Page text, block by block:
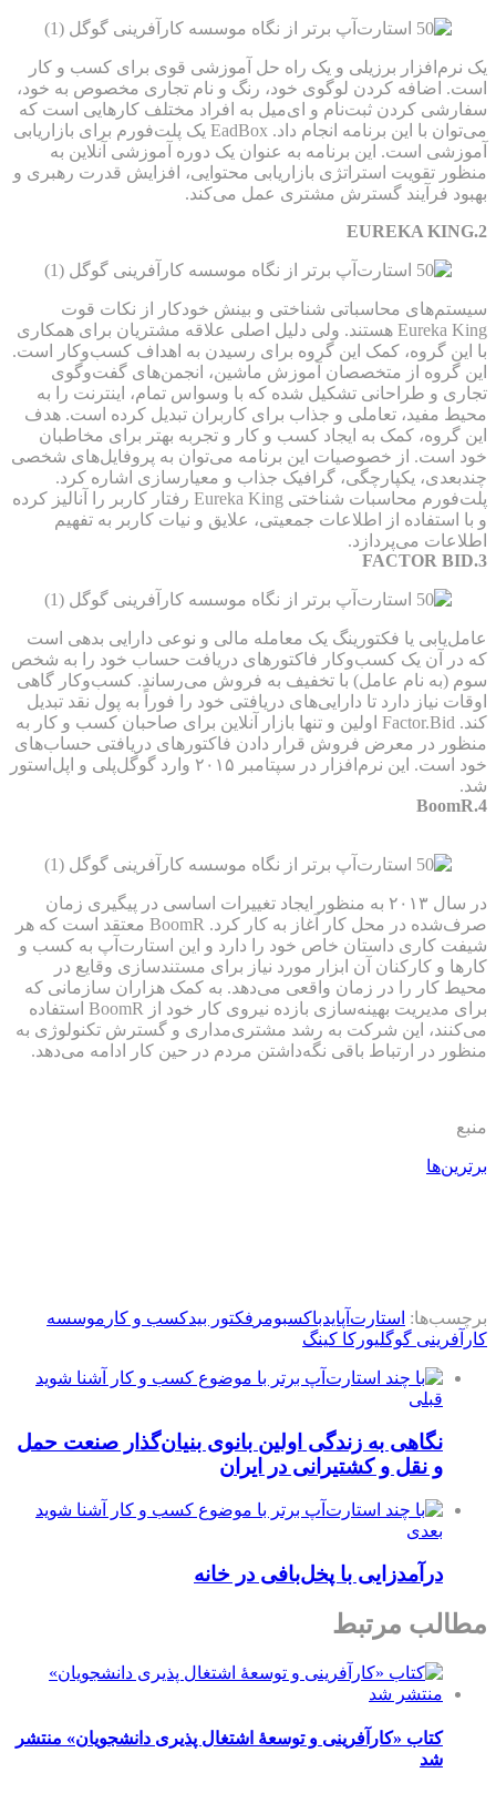
یک نرم‌افزار برزیلی و یک راه حل آموزشی قوی برای کسب و کار
است. اضافه کردن لوگوی خود، رنگ و نام تجاری مخصوص به خود،
سفارشی کردن ثبت‌نام و ای‌میل به افراد مختلف کارهایی است که
می‌توان با این برنامه انجام داد. EadBox یک پلت‌فورم برای بازاریابی
آموزشی است. این برنامه به عنوان یک دوره آموزشی آنلاین به
منظور تقویت استراتژی بازاریابی محتوایی، افزایش قدرت رهبری و
بهبود فرآیند گسترش مشتری عمل می‌کند.
EUREKA KING.2
سیستم‌های محاسباتی شناختی و بینش خودکار از نکات قوت
Eureka King‌ هستند. ولی دلیل اصلی علاقه مشتریان برای همکاری
با این گروه، کمک این گروه برای رسیدن به اهداف کسب‌وکار است.
این گروه از متخصصان آموزش ماشین، انجمن‌های گفت‌وگوی
تجاری و طراحانی تشکیل شده که با وسواس تمام، اینترنت را به
محیط مفید،‌ تعاملی و جذاب برای کاربران تبدیل کرده است. هدف
این گروه، کمک به ایجاد کسب ‌و کار و تجربه بهتر برای مخاطبان
خود است. از خصوصیات این برنامه می‌توان به پروفایل‌های شخصی
چندبعدی، یکپارچگی، گرافیک جذاب و معیارسازی اشاره کرد.
پلت‌فورم محاسبات شناختی Eureka King رفتار کاربر را آنالیز کرده
و با استفاده از اطلاعات جمعیتی، علایق و نیات کاربر به تفهیم
اطلاعات می‌پردازد.
FACTOR BID.3
عامل‌یابی یا فکتورینگ یک معامله مالی و نوعی دارایی بدهی است
که در آن یک کسب‌وکار فاکتورهای دریافت حساب خود را به شخص
سوم (به نام عامل) با تخفیف به فروش می‌رساند. کسب‌وکار گاهی
اوقات نیاز دارد تا دارایی‌های دریافتی خود را فوراً به پول نقد تبدیل
کند. Factor.Bid اولین و تنها بازار آنلاین برای صاحبان کسب ‌و کار به
منظور در معرض فروش قرار دادن فاکتورهای دریافتی حساب‌های
خود است. این نرم‌افزار در سپتامبر ۲۰۱۵ وارد گوگل‌پلی و اپل‌استور
شد.
BoomR.4
در سال ۲۰۱۳ به منظور ایجاد تغییرات اساسی در پیگیری زمان
صرف‌شده در محل کار آغاز به کار کرد. BoomR معتقد است که هر
شیفت کاری داستان خاص خود را دارد و این استارت‌آپ به کسب و
کارها و کارکنان آن ابزار مورد نیاز برای مستندسازی وقایع در
محیط کار را در زمان واقعی می‌دهد. به کمک هزاران سازمانی که
برای مدیریت بهینه‌سازی بازده نیروی کار خود از BoomR استفاده
می‌کنند، این شرکت به رشد مشتری‌مداری و گسترش تکنولوژی به
منظور در ارتباط باقی نگه‌داشتن مردم در حین کار ادامه می‌دهد.
منبع
برترین‌ها
برچسب‌ها: استارت‌‌آپایدباکسبومر فکتور بیدکسب و کار موسسه
کارآفرینی گوگلیورکا کینگ
قبلی
نگاهی به زندگی اولین بانوی بنیان‌گذار صنعت حمل
و نقل و کشتیرانی در ایران
بعدی
درآمدزایی با پخل‌بافی در خانه
مطالب مرتبط
کتاب «کارآفرینی و توسعۀ اشتغال پذیری دانشجویان» منتشر
شد